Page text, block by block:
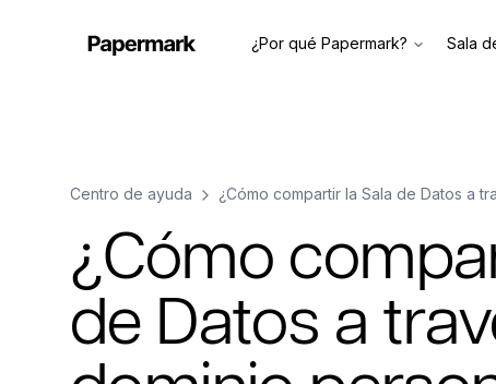
¿Por qué Papermark? Sala
Centro de ayuda ¿Cómo compartir la Sala de Datos a
¿Cómo
de Datos a